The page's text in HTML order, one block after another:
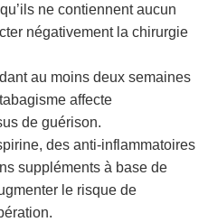
ne contiennent aucun
négativement la chirurgie
au moins deux semaines
affecte
de guérison.
des anti-inflammatoires
suppléments à base de
le risque de